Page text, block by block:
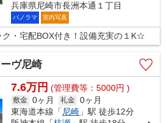
兵庫県尼崎市長洲本通１丁目
パノラマ 室内写真
・宅配BOX付き！設備充実の１K☆
ヴ尼崎
7.6万円 (管理費等：5000円 )
敷金 0ヶ月 礼金 0ヶ月
東海道本線「尼崎 」駅 徒歩12分